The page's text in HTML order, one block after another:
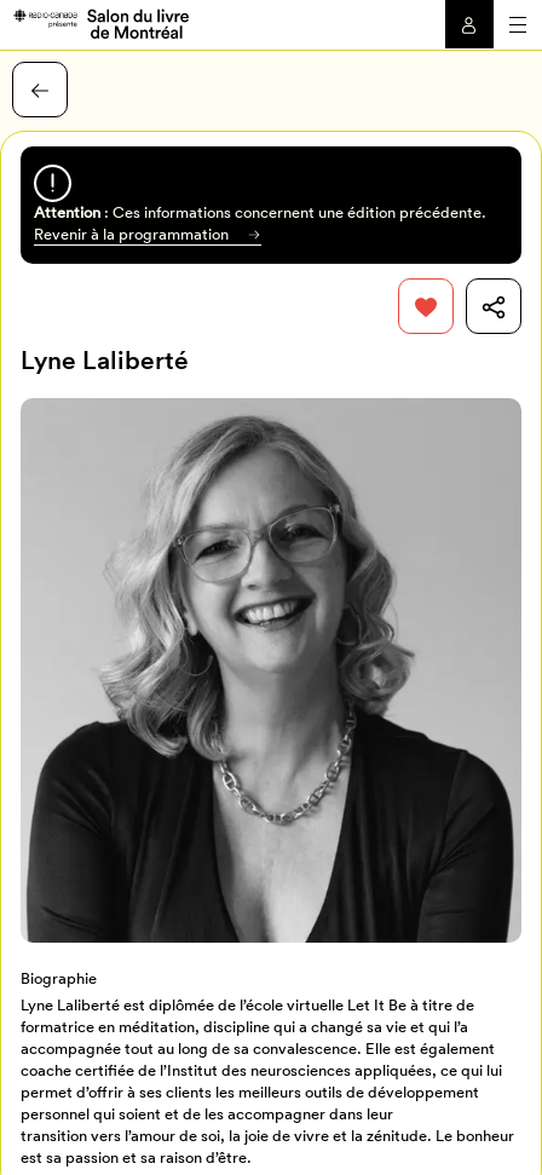
Mon Salon
Programmation
Billetterie
Retour à l’accueil
Attention: Ces informations concernent une édition précédente.
Revenir à la programmation
Lyne Laliberté
Biographie
Lyne Laliberté est diplômée de l’école virtuelle Let It Be à titre de
formatrice en méditation, discipline qui a changé sa vie et qui l’a
accompagnée tout au long de sa convalescence. Elle est également
coache certifiée de l’Institut des neurosciences appliquées, ce qui lui
permet d’offrir à ses clients les meilleurs outils de développement
personnel qui soient et de les accompagner dans leur
transition vers l’amour de soi, la joie de vivre et la zénitude. Le bonheur
est sa passion et sa raison d’être.
Pour enregistrer vos favoris,
connectez-vous ou créez votre profil
Mon Salon
Se connecter
Créer un profil
Annuler